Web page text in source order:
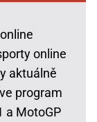
online
aktuálně
program
a MotoGP